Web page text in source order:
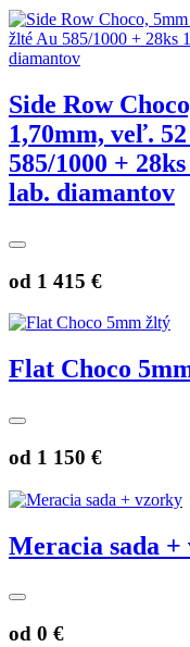
Side Row
1,70mm, veľ.
585/1000 +
lab. diamantov
od 1 415 €
Flat Choco
od 1 150 €
Meracia sada
od 0 €